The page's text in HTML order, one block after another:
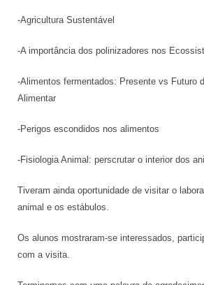
-Agricultura Sustentável
-A importância dos polinizadores nos
-Alimentos fermentados: Presente vs Futuro
Alimentar
-Perigos escondidos nos alimentos
-Fisiologia Animal: perscrutar o interior dos
Tiveram ainda oportunidade de visitar o
animal e os estábulos.
Os alunos mostraram-se interessados,
com a visita.